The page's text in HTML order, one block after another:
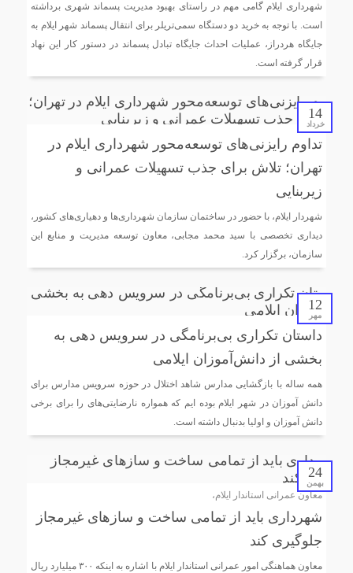
شهرداری ایلام گامی مهم در راستای بهبود مدیریت پسماند شهری برداشته
است. با توجه به خرید دو دستگاه سمی‌تریلر برای انتقال پسماند شهر ایلام به
جایگاه هردراز، عملیات احداث جایگاه تبادل پسماند در دستور کار این نهاد
قرار گرفته است.
14
خرداد
تداوم رایزنی‌های توسعه‌محور شهرداری ایلام در
تهران؛ تلاش برای جذب تسهیلات عمرانی و
زیربنایی
شهردار ایلام، با حضور در ساختمان سازمان شهرداری‌ها و دهیاری‌های کشور،
دیداری تخصصی با سید محمد مجابی، معاون توسعه مدیریت و منابع این
سازمان، برگزار کرد.
12
مهر
داستان تکراری بی‌برنامگی در سرویس دهی به
بخشی از دانش‌آموزان ایلامی
همه ساله با بازگشایی مدارس شاهد اختلال در حوزه سرویس مدارس برای
دانش آموزان در شهر ایلام بوده ایم که همواره نارضایتی‌های را برای برخی
دانش آموزان و اولیا بدنبال داشته است.
24
بهمن
معاون عمرانی استاندار ایلام،
شهرداری باید از تمامی ساخت و سازهای غیرمجاز
جلوگیری کند
معاون هماهنگی امور عمرانی استاندار ایلام با اشاره به اینکه ۳۰۰ میلیارد ریال